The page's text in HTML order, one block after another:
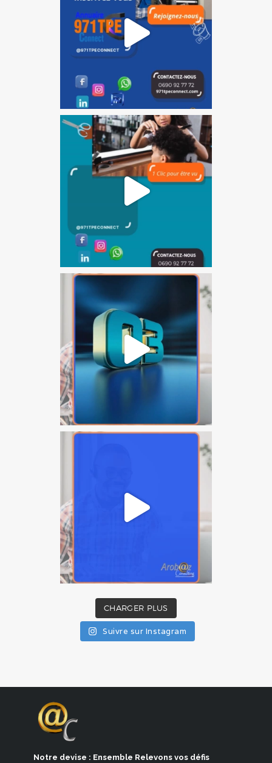
CHARGER PLUS
Suivre sur Instagram
Notre devise : Ensemble Relevons vos défis